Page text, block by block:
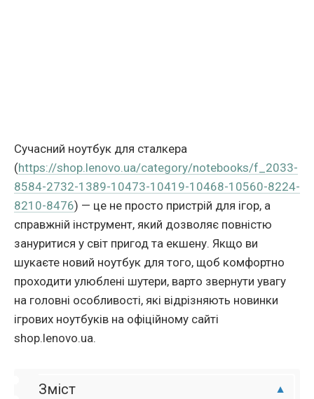
Сучасний ноутбук для сталкера
(https://shop.lenovo.ua/category/notebooks/f_2033-
8584-2732-1389-10473-10419-10468-10560-8224-
8210-8476) — це не просто пристрій для ігор, а
справжній інструмент, який дозволяє повністю
зануритися у світ пригод та екшену. Якщо ви
шукаєте новий ноутбук для того, щоб комфортно
проходити улюблені шутери, варто звернути увагу
на головні особливості, які відрізняють новинки
ігрових ноутбуків на офіційному сайті
shop.lenovo.ua.
Зміст